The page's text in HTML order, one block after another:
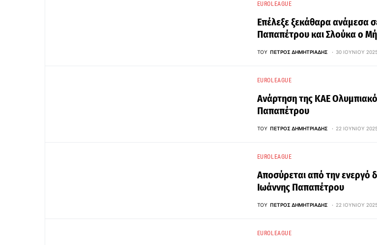
EUROLEAGUE
Επέλεξε ξεκάθαρα ανάμεσα
Παπαπέτρου και Σλούκα ο
ΤΟΥ ΠΈΤΡΟΣ ΔΗΜΗΤΡΙΆΔΗΣ 30 ΙΟΥΝΊΟΥ
EUROLEAGUE
Ανάρτηση της ΚΑΕ
Παπαπέτρου
ΤΟΥ ΠΈΤΡΟΣ ΔΗΜΗΤΡΙΆΔΗΣ 22 ΙΟΥΝΊΟΥ
EUROLEAGUE
Αποσύρεται από την ενεργό
Ιωάννης Παπαπέτρου
ΤΟΥ ΠΈΤΡΟΣ ΔΗΜΗΤΡΙΆΔΗΣ 22 ΙΟΥΝΊΟΥ
EUROLEAGUE